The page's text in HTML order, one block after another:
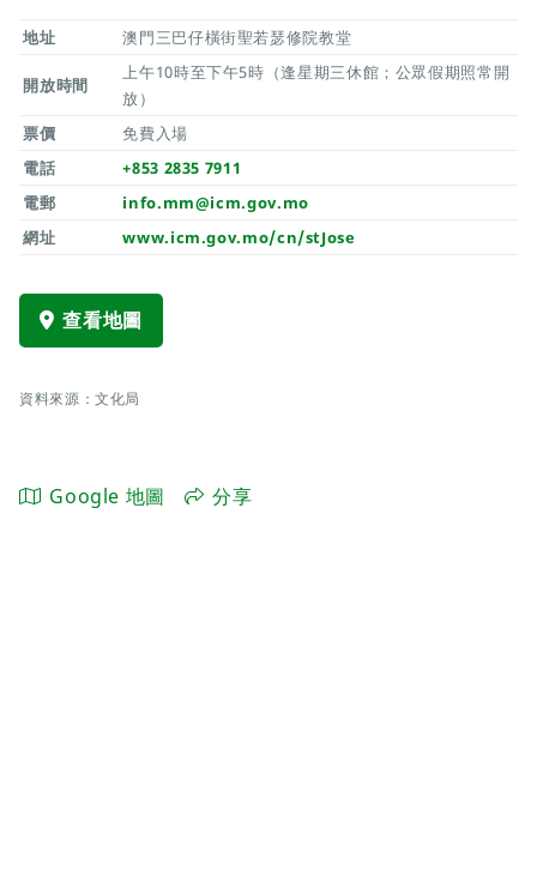
地址 澳門三巴仔橫街聖若瑟修院教堂
開放時間
上午10時至下午5時（逢星期三休館；公眾假期照常開
放）
票價
免費入場
電話
+853 2835 7911
電郵
info.mm@icm.gov.mo
網址
www.icm.gov.mo/cn/stJose
查看地圖
資料來源：文化局
Google 地圖 分享